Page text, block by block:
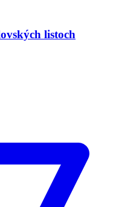
listoch